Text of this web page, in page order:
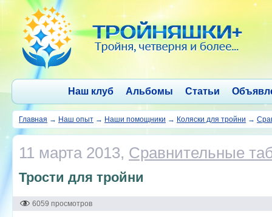
Наш клуб Альбомы Статьи
Главная → Наш опыт → Наши помощники → Коляски для тройни →
11 марта 2013, Сравнительные
Трости для тройни
6059 просмотров